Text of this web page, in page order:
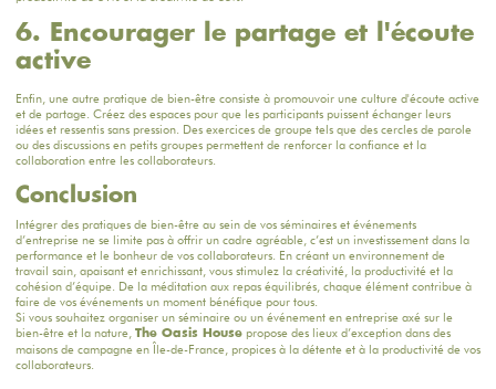
6. Encourager le partage et l'écoute
active
Enfin, une autre pratique de bien-être consiste à promouvoir une culture d'écoute active
et de partage. Créez des espaces pour que les participants puissent échanger leurs
idées et ressentis sans pression. Des exercices de groupe tels que des cercles de parole
ou des discussions en petits groupes permettent de renforcer la confiance et la
collaboration entre les collaborateurs.
Conclusion
Intégrer des pratiques de bien-être au sein de vos séminaires et événements
d’entreprise ne se limite pas à offrir un cadre agréable, c’est un investissement dans la
performance et le bonheur de vos collaborateurs. En créant un environnement de
travail sain, apaisant et enrichissant, vous stimulez la créativité, la productivité et la
cohésion d’équipe. De la méditation aux repas équilibrés, chaque élément contribue à
faire de vos événements un moment bénéfique pour tous.
Si vous souhaitez organiser un séminaire ou un événement en entreprise axé sur le
bien-être et la nature, The Oasis Housepropose des lieux d’exception dans des
maisonsde campagne en Île-de-France, propices à la détente et à la productivité de vos
collaborateurs.